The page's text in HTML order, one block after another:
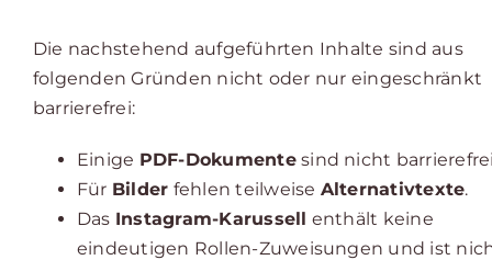
Die nachstehend aufgeführten Inhalte sind aus
folgenden Gründen nicht oder nur eingeschränkt
barrierefrei:
Einige PDF-Dokumentesind nicht
Für Bilder fehlen teilweise Alternativtexte.
Das Instagram-Karussell enthält keine
eindeutigen Rollen-Zuweisungen und ist